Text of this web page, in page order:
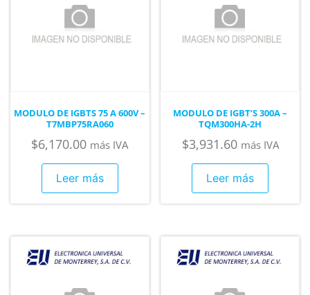
MODULO DE IGBTS 75 A 600V –
T7MBP75RA060
$6,170.00 más IVA
Leer más
MODULO DE IGBT’S 300A –
TQM300HA-2H
$3,931.60 más IVA
Leer más